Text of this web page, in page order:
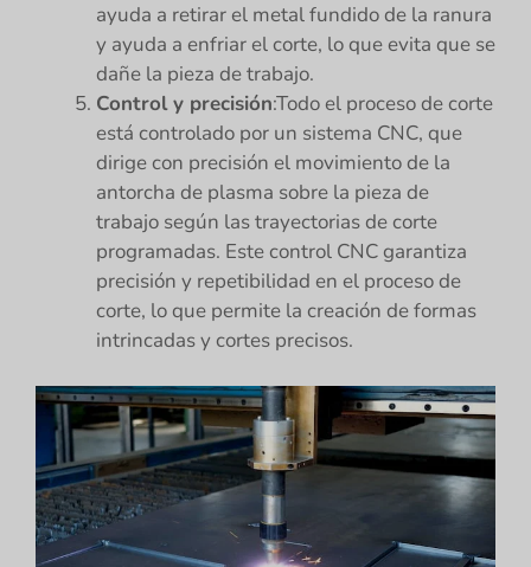
ayuda a retirar el metal fundido de la ranura
y ayuda a enfriar el corte, lo que evita que se
dañe la pieza de trabajo.
Control y precisión:Todo el proceso de corte
está controlado por un sistema CNC, que
dirige con precisión el movimiento de la
antorcha de plasma sobre la pieza de
trabajo según las trayectorias de corte
programadas. Este control CNC garantiza
precisión y repetibilidad en el proceso de
corte, lo que permite la creación de formas
intrincadas y cortes precisos.